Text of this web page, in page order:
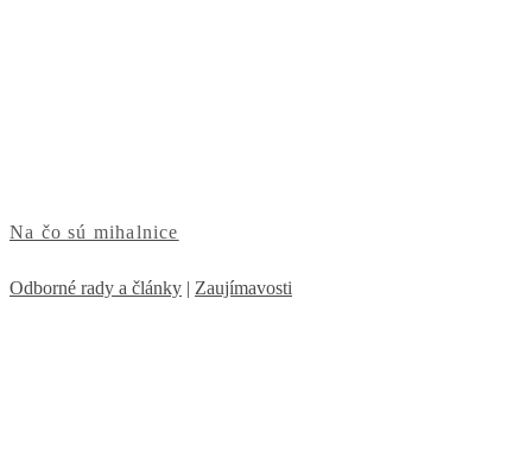
Na čo sú mihalnice
Odborné rady a články | Zaujímavosti